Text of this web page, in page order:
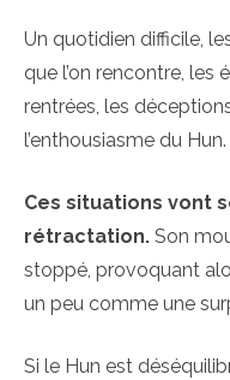
Un quotidien difficile,
que l’on rencontre, les
rentrées, les
l’enthousiasme du Hun.
Ces situations vont
rétractation. Son
stoppé, provoquant
un peu comme une
Si le Hun est